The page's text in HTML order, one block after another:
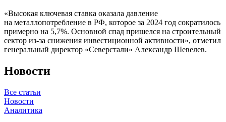
«Высокая ключевая ставка оказала давление
на металлопотребление в РФ, которое за 2024 год сократилось
примерно на 5,7%. Основной спад пришелся на строительный
сектор из-за снижения инвестиционной активности», отметил
генеральный директор «Северстали» Александр Шевелев.
Новости
Все статьи
Новости
Аналитика